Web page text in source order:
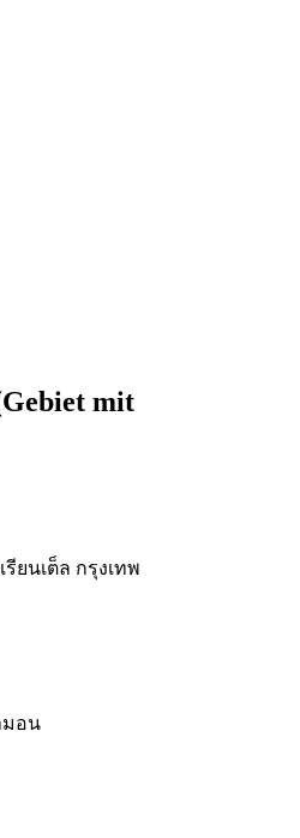
mit
ยนเต็ล กรุงเทพ
มอน